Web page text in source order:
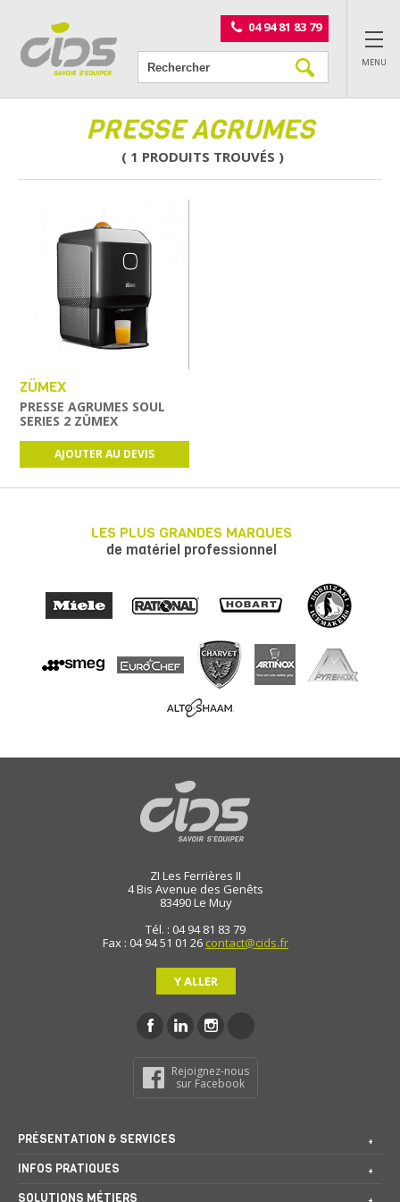
04 94 81 83 79
MENU
PRESSE AGRUMES
( 1 PRODUITS TROUVÉS )
ZÜMEX
PRESSE AGRUMES SOUL
SERIES 2 ZÜMEX
AJOUTER AU DEVIS
LES PLUS GRANDES MARQUES
de matériel professionnel
ZI Les Ferrières II
4 Bis Avenue des Genêts
83490Le Muy
Tél. : 04 94 81 83 79
Fax : 04 94 51 01 26 contact@cids.fr
Y ALLER
Rejoignez-nous
sur Facebook
PRÉSENTATION & SERVICES
INFOS PRATIQUES
SOLUTIONS MÉTIERS